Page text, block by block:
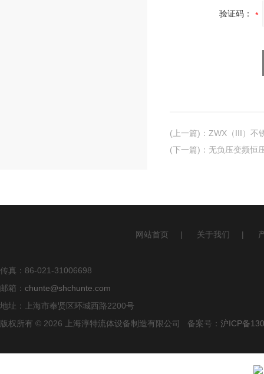
验证码：
(上一篇) ： ZWX（III）不
(下一篇) ： 无负压变频恒
网站首页 | 关于我们 |
传真：86-021-31006698
邮箱： chunte@shchunte.com
地址：上海市奉贤区环城西路2200号
版权所有 © 2026 上海淳特流体设备制造有限公司 备案号： 沪ICP备